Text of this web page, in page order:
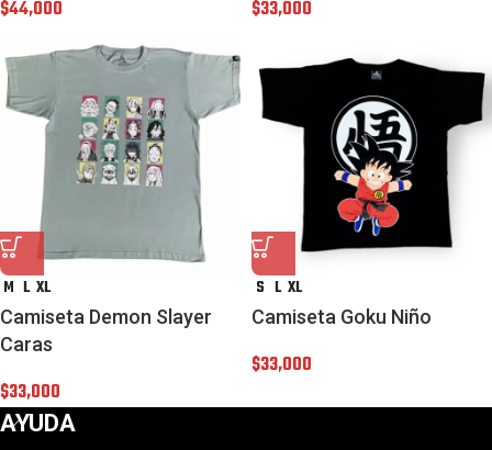
$44,000 $33,000
M L XL
Camiseta Demon Slayer
Caras
$33,000
S L XL
Camiseta Goku Niño
$33,000
AYUDA